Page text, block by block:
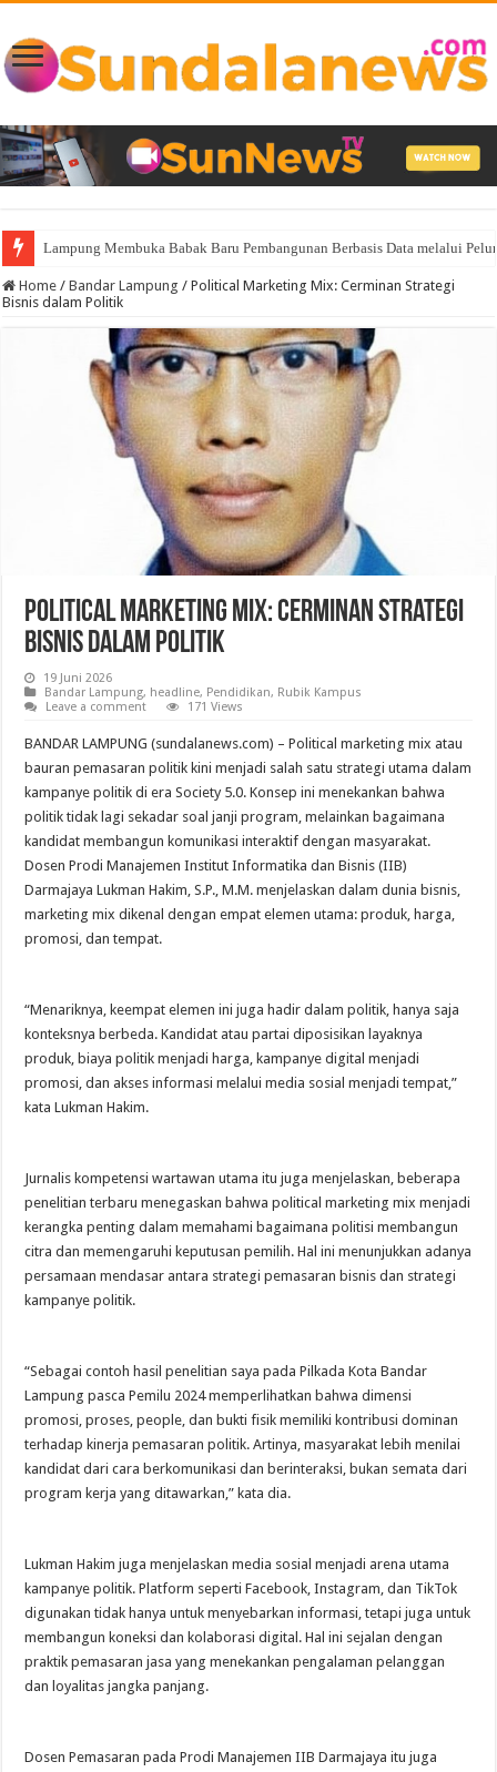
Lampung Membuka Babak Baru Pembangunan Berbasis Data melalui
Home / Bandar Lampung / Political Marketing Mix: Cerminan Strategi
Bisnis dalam Politik
Political Marketing Mix: Cerminan Strategi
Bisnis dalam Politik
19 Juni 2026
Bandar Lampung, headline, Pendidikan, Rubik Kampus
Leave a comment
171 Views
BANDAR LAMPUNG (sundalanews.com) – Political marketing mix atau
bauran pemasaran politik kini menjadi salah satu strategi utama dalam
kampanye politik di era Society 5.0. Konsep ini menekankan bahwa
politik tidak lagi sekadar soal janji program, melainkan bagaimana
kandidat membangun komunikasi interaktif dengan masyarakat.
Dosen Prodi Manajemen Institut Informatika dan Bisnis (IIB)
Darmajaya Lukman Hakim, S.P., M.M. menjelaskan dalam dunia bisnis,
marketing mix dikenal dengan empat elemen utama: produk, harga,
promosi, dan tempat.
“Menariknya, keempat elemen ini juga hadir dalam politik, hanya saja
konteksnya berbeda. Kandidat atau partai diposisikan layaknya
produk, biaya politik menjadi harga, kampanye digital menjadi
promosi, dan akses informasi melalui media sosial menjadi tempat,”
kata Lukman Hakim.
Jurnalis kompetensi wartawan utama itu juga menjelaskan, beberapa
penelitian terbaru menegaskan bahwa political marketing mix menjadi
kerangka penting dalam memahami bagaimana politisi membangun
citra dan memengaruhi keputusan pemilih. Hal ini menunjukkan adanya
persamaan mendasar antara strategi pemasaran bisnis dan strategi
kampanye politik.
“Sebagai contoh hasil penelitian saya pada Pilkada Kota Bandar
Lampung pasca Pemilu 2024 memperlihatkan bahwa dimensi
promosi, proses, people, dan bukti fisik memiliki kontribusi dominan
terhadap kinerja pemasaran politik. Artinya, masyarakat lebih menilai
kandidat dari cara berkomunikasi dan berinteraksi, bukan semata dari
program kerja yang ditawarkan,” kata dia.
Lukman Hakim juga menjelaskan media sosial menjadi arena utama
kampanye politik. Platform seperti Facebook, Instagram, dan TikTok
digunakan tidak hanya untuk menyebarkan informasi, tetapi juga untuk
membangun koneksi dan kolaborasi digital. Hal ini sejalan dengan
praktik pemasaran jasa yang menekankan pengalaman pelanggan
dan loyalitas jangka panjang.
Dosen Pemasaran pada Prodi Manajemen IIB Darmajaya itu juga